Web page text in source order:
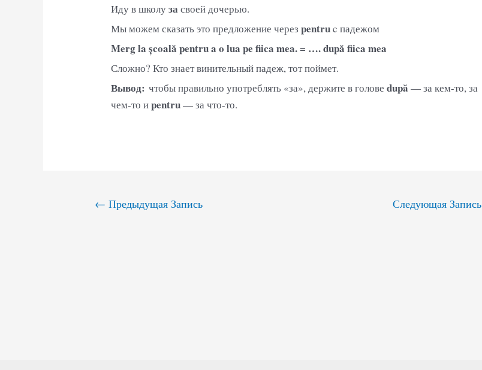
Иду в школузасвоей дочерью.
Мы можем сказать это предложение черезpentruc падежом
Merg la școală pentru a o lua pe fiica mea. = …. după fiica mea
Сложно? Кто знает винительный падеж, тот поймет.
Вывод: чтобы правильно употреблять «за», держите в головеdupă — за кем-то, за
чем-то иpentru— за что-то.
Навигация
← Предыдущая Запись Следующая Запись